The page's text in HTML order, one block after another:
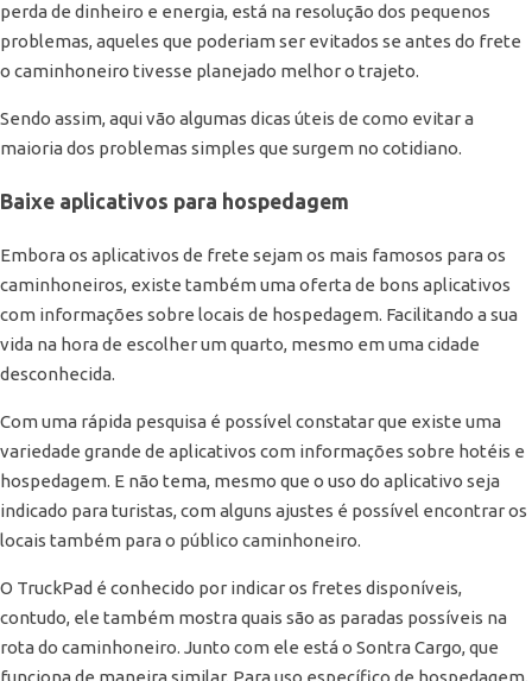
perda de dinheiro e energia, está na resolução dos pequenos
problemas, aqueles que poderiam ser evitados se antes do frete
o caminhoneiro tivesse planejado melhor o trajeto.
Sendo assim, aqui vão algumas dicas úteis de como evitar a
maioria dos problemas simples que surgem no cotidiano.
Baixe aplicativos para hospedagem
Embora os aplicativos de frete sejam os mais famosos para os
caminhoneiros, existe também uma oferta de bons aplicativos
com informações sobre locais de hospedagem. Facilitando a sua
vida na hora de escolher um quarto, mesmo em uma cidade
desconhecida.
Com uma rápida pesquisa é possível constatar que existe uma
variedade grande de aplicativos com informações sobre hotéis e
hospedagem. E não tema, mesmo que o uso do aplicativo seja
indicado para turistas, com alguns ajustes é possível encontrar os
locais também para o público caminhoneiro.
O TruckPad é conhecido por indicar os fretes disponíveis,
contudo, ele também mostra quais são as paradas possíveis na
rota do caminhoneiro. Junto com ele está o Sontra Cargo, que